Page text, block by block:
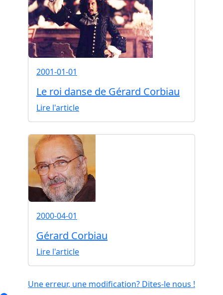
2001-01-01
Le roi danse de Gérard Corbiau
Lire l'article
2000-04-01
Gérard Corbiau
Lire l'article
Une erreur, une modification? Dites-le nous !